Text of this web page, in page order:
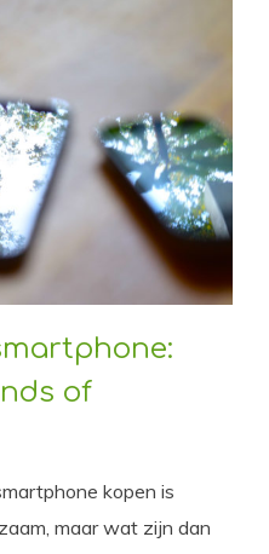
of
kopen is
maar wat zijn dan